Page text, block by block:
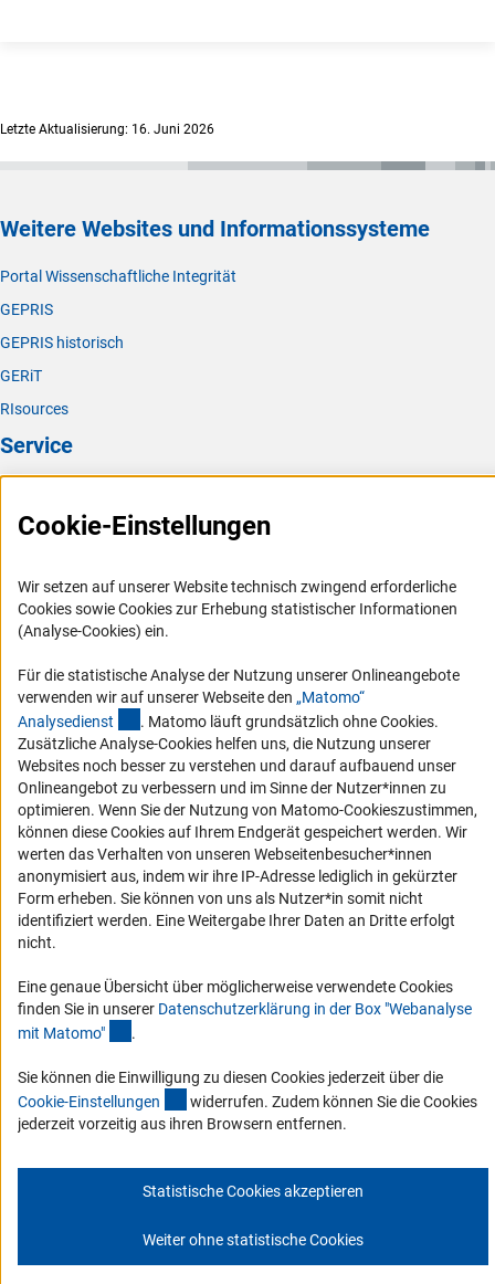
Letzte Aktualisierung: 16. Juni 2026
Weitere Websites und Informationssysteme
Portal Wissenschaftliche Integrität
GEPRIS
GEPRIS historisch
GERiT
RIsources
Service
FAQ
Logo und Corporate Design
RSS-Feeds
Vergabeverfahren
Barrierefreiheit
Service und Informationen für Menschen mit Behinderungen
Erklärung zur Barrierefreiheit
Barriere melden
DFG-aktuell
Erhalten Sie Neuigkeiten aus der DFG direkt in Ihr Mailpostfach oder
schauen Sie sich die Ausgaben online an.
Zum Newsletter
Impressum Datenschutz Cookie-Einstellungen
Cookie-Einstellungen
Wir setzen auf unserer Website technisch zwingend erforderliche
Cookies sowie Cookies zur Erhebung statistischer Informationen
(Analyse-Cookies) ein.
Für die statistische Analyse der Nutzung unserer Onlineangebote
verwenden wir auf unserer Webseite den „Matomo“
Analysedienst (externer Link)
. Matomo läuft grundsätzlich ohne Cookies.
Zusätzliche Analyse-Cookies helfen uns, die Nutzung unserer
Websites noch besser zu verstehen und darauf aufbauend unser
Onlineangebot zu verbessern und im Sinne der Nutzer*innen zu
optimieren. Wenn Sie der Nutzung von Matomo-Cookieszustimmen,
können diese Cookies auf Ihrem Endgerät gespeichert werden. Wir
werten das Verhalten von unseren Webseitenbesucher*innen
anonymisiert aus, indem wir ihre IP-Adresse lediglich in gekürzter
Form erheben. Sie können von uns als Nutzer*in somit nicht
identifiziert werden. Eine Weitergabe Ihrer Daten an Dritte erfolgt
nicht.
Eine genaue Übersicht über möglicherweise verwendete Cookies
finden Sie in unserer Datenschutzerklärung in der Box "Webanalyse
mit Matomo" .
Sie können die Einwilligung zu diesen Cookies jederzeit über die
Cookie-Einstellungen (interner Link)
widerrufen. Zudem können Sie die Cookies
jederzeit vorzeitig aus ihren Browsern entfernen.
Statistische Cookies akzeptieren
Weiter ohne statistische Cookies